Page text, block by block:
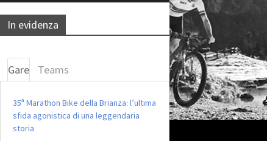
In evidenza
Gare Teams
35ª Marathon Bike della Brianza: l’ultima
sfida agonistica di una leggendaria
storia